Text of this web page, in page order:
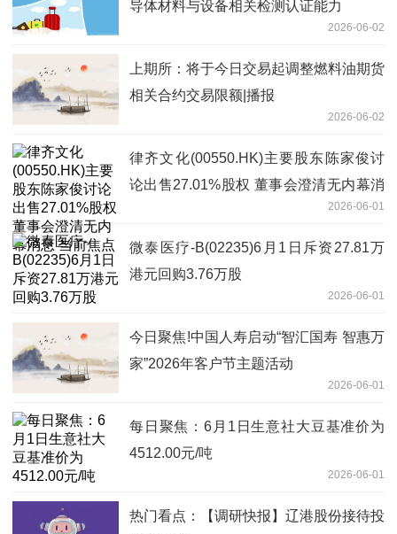
导体材料与设备相关检测认证能力
2026-06-02
上期所：将于今日交易起调整燃料油期货
相关合约交易限额|播报
2026-06-02
律齐文化(00550.HK)主要股东陈家俊讨
论出售27.01%股权 董事会澄清无内幕消
2026-06-01
微泰医疗-B(02235)6月1日斥资27.81万
港元回购3.76万股
2026-06-01
今日聚焦!中国人寿启动“智汇国寿 智惠万
家”2026年客户节主题活动
2026-06-01
每日聚焦：6月1日生意社大豆基准价为
4512.00元/吨
2026-06-01
热门看点：【调研快报】辽港股份接待投